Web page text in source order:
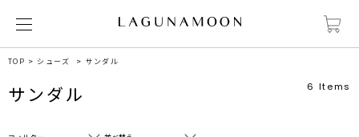
TOP シューズ サンダル
サンダル 6 Items